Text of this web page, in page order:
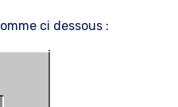
ci dessous :